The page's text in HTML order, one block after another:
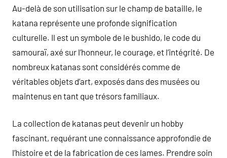
Au-delà de son utilisation sur le champ de bataille, le
katana représente une profonde signification
culturelle. Il est un symbole de le bushido, le code du
samouraï, axé sur l’honneur, le courage, et l’intégrité. De
nombreux katanas sont considérés comme de
véritables objets d’art, exposés dans des musées ou
maintenus en tant que trésors familiaux.
La collection de katanas peut devenir un hobby
fascinant, requérant une connaissance approfondie de
l’histoire et de la fabrication de ces lames. Prendre soin